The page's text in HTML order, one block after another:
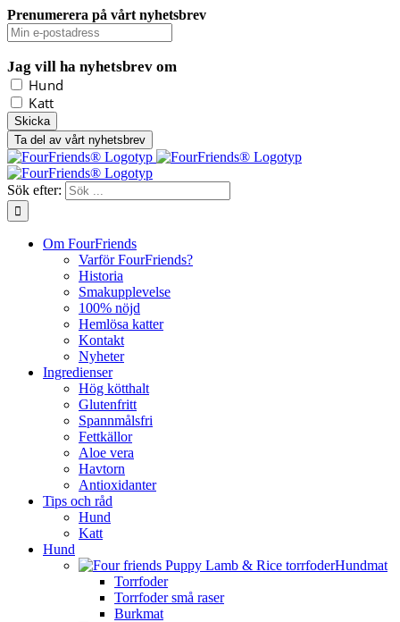
Prenumerera på vårt nyhetsbrev
Jag vill ha nyhetsbrev om
Hund
Katt
Ta del av vårt nyhetsbrev
Sök efter:
Om FourFriends
Varför FourFriends?
Historia
Smakupplevelse
100% nöjd
Hemlösa katter
Kontakt
Nyheter
Ingredienser
Hög kötthalt
Glutenfritt
Spannmålsfri
Fettkällor
Aloe vera
Havtorn
Antioxidanter
Tips och råd
Hund
Katt
Hund
Hundmat
Torrfoder
Torrfoder små raser
Burkmat